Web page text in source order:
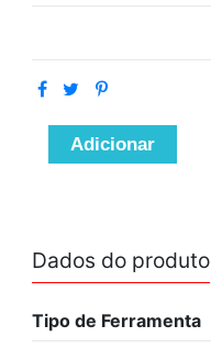
Adicionar
Dados do produto
Tipo de Ferramenta